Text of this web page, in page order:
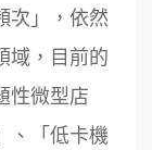
次」，依然
域，目前的
性微型店
、「低卡機